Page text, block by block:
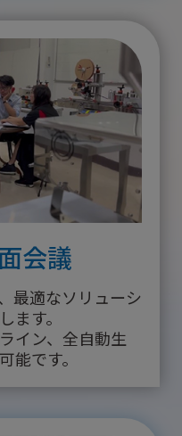
会議
最適なソリューシ
ます。
イン、全自動生
能です。